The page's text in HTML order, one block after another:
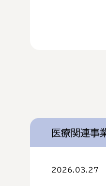
医療関連事
2026.03.27